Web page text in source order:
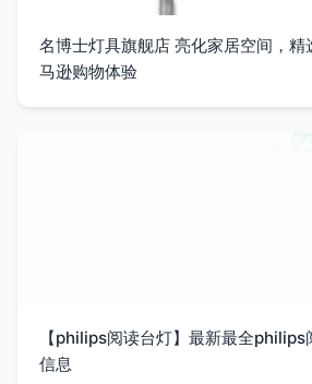
名博士灯具旗舰店 亮化家居空间，精
马逊购物体验
【philips阅读台灯】最新最全philips
信息